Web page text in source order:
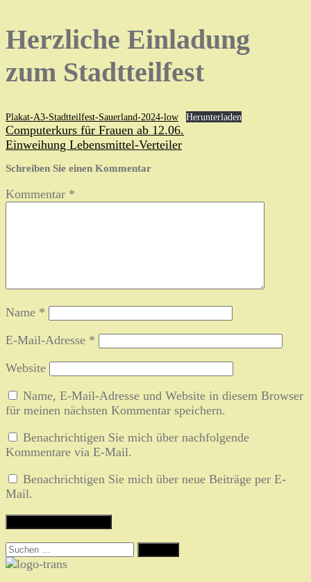
Herzliche Einladung
zum Stadtteilfest
Plakat-A3-Stadtteilfest-Sauerland-2024-low
Herunterladen
Beitragsnavigation
Computerkurs für Frauen ab 12.06.
Einweihung Lebensmittel-Verteiler
Schreiben Sie einen Kommentar
Kommentar *
Name *
E-Mail-Adresse *
Website
Name, E-Mail-Adresse und Website in diesem Browser
für meinen nächsten Kommentar speichern.
Benachrichtigen Sie mich über nachfolgende
Kommentare via E-Mail.
Benachrichtigen Sie mich über neue Beiträge per E-
Mail.
Suchen
nach: